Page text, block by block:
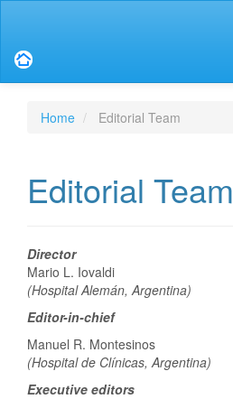
Sidebar
Home Editorial Team
Editorial Team
Director
Mario L. Iovaldi
(Hospital Alemán, Argentina)
Editor-in-chief
Manuel R. Montesinos
(Hospital de Clínicas, Argentina)
Executive editors